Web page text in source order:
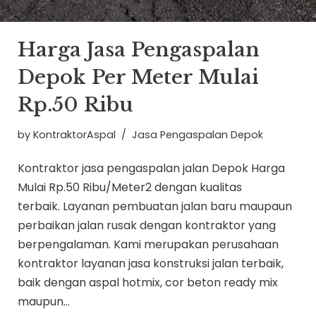
Harga Jasa Pengaspalan
Depok Per Meter Mulai
Rp.50 Ribu
by KontraktorAspal Jasa Pengaspalan Depok
Kontraktor jasa pengaspalan jalan Depok Harga
Mulai Rp.50 Ribu/Meter2 dengan kualitas
terbaik. Layanan pembuatan jalan baru maupaun
perbaikan jalan rusak dengan kontraktor yang
berpengalaman. Kami merupakan perusahaan
kontraktor layanan jasa konstruksi jalan terbaik,
baik dengan aspal hotmix, cor beton ready mix
maupun…